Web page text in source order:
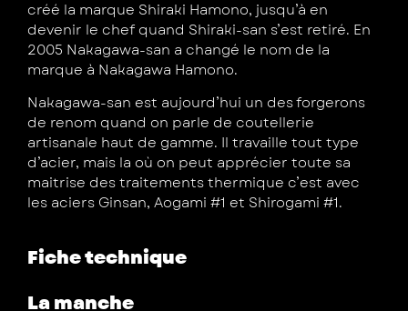
créé la marque Shiraki Hamono, jusqu’à en
devenir le chef quand Shiraki-san s’est retiré. En
2005 Nakagawa-san a changé le nom de la
marque à Nakagawa Hamono.
Nakagawa-san est aujourd’hui un des forgerons
de renom quand on parle de coutellerie
artisanale haut de gamme. Il travaille tout type
d’acier, mais la où on peut apprécier toute sa
maitrise des traitements thermique c’est avec
les aciers Ginsan, Aogami #1 et Shirogami #1.
Fiche technique
La manche